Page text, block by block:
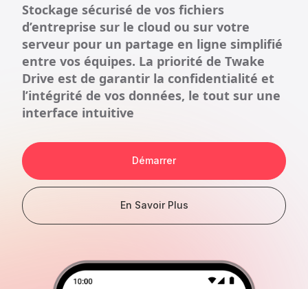
Stockage sécurisé de vos fichiers
d’entreprise sur le cloud ou sur votre
serveur pour un partage en ligne simplifié
entre vos équipes. La priorité de Twake
Drive est de garantir la confidentialité et
l’intégrité de vos données, le tout sur une
interface intuitive
Démarrer
En Savoir Plus